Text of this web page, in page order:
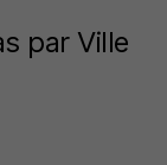
par Ville